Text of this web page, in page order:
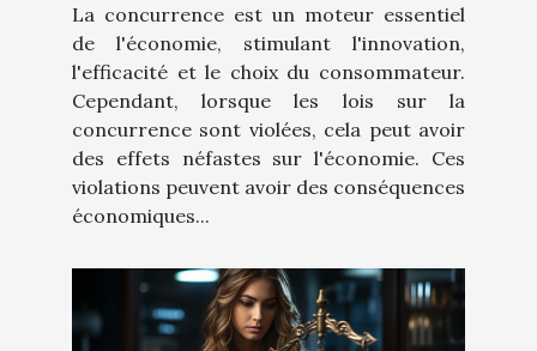
La concurrence est un moteur essentiel
de l'économie, stimulant l'innovation,
l'efficacité et le choix du consommateur.
Cependant, lorsque les lois sur la
concurrence sont violées, cela peut avoir
des effets néfastes sur l'économie. Ces
violations peuvent avoir des conséquences
économiques...